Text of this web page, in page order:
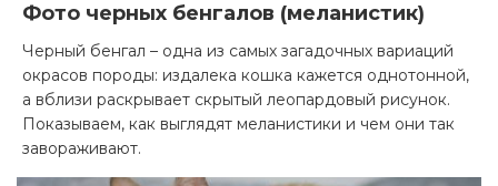
Фото черных бенгалов (меланистик)
Черный бенгал – одна из самых загадочных вариаций
окрасов породы: издалека кошка кажется однотонной,
а вблизи раскрывает скрытый леопардовый рисунок.
Показываем, как выглядят меланистики и чем они так
завораживают.